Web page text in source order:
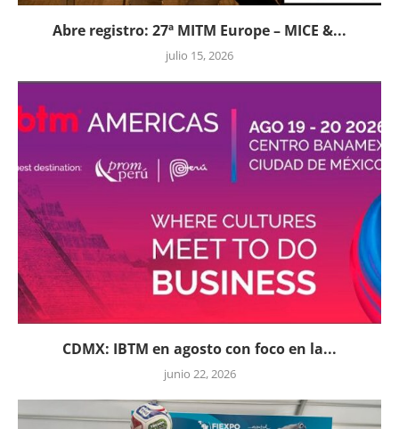
Abre registro: 27ª MITM Europe – MICE &...
julio 15, 2026
CDMX: IBTM en agosto con foco en la...
junio 22, 2026